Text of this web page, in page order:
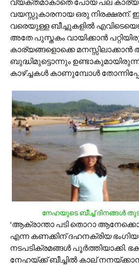
വ്യക്തമാകാതെ പോയ പല
വയസ്സുകാരനായ ഒരു നിരക്ഷരന്.
വരെയുള്ള ബീച്ചുകളില്‍
അതേ പുസ്തകം വായിക്കാന്‍
കാര്യങ്ങളൊക്കെ മനസ്സിലാക്കാന്‍
ബുദ്ധിമുട്ടൊന്നും
കാഴ്ച്ചകള്‍ കാണുമ്പോള്‍
നേഹയുടെ ബീച്ച് ദിനങ്ങള്‍
‘ആക്രാന്താ പടി തൊറാ
എന്ന കണക്കിന് ദഹനക്രിയ
നടപടിക്രമങ്ങള്‍ പൂര്‍ത്തിയാക്കി.
നേഹയ്ക്ക് ബീച്ചില്‍ കാല്